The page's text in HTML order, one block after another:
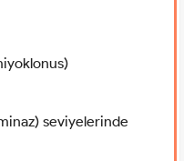
seviyelerinde